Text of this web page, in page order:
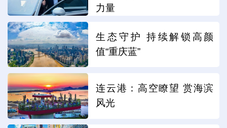
力量
生态守护 持续解锁高颜
值“重庆蓝”
连云港：高空瞭望 赏海滨
风光